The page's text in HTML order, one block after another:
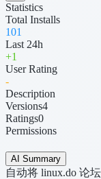
Statistics
Total Installs
101
Last 24h
+1
User Rating
-
Description
Versions4
Ratings0
Permissions
AI Summary
自动将 linux.do 论